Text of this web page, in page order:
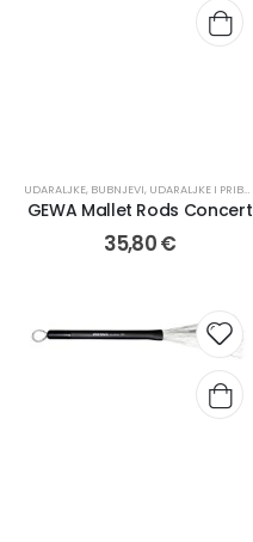
UDARALJKE, BUBNJEVI, UDARALJKE I PRIBOR
GEWA Mallet Rods Concert
35,80€